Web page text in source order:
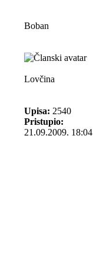
Boban
Lovčina
Upisa: 2540
Pristupio:
21.09.2009. 18:04